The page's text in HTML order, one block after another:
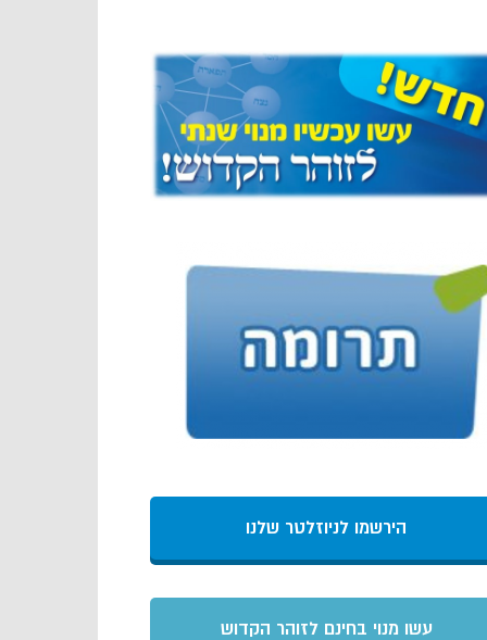
הירשמו לניוזלטר שלנו
עשו מנוי בחינם לזוהר הקדוש